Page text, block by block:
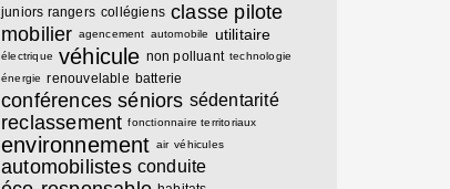
juniors rangers collégiens classe pilote
mobilier agencement automobile utilitaire
électrique véhicule non polluant technologie
énergie renouvelable batterie
conférences séniors sédentarité
reclassement fonctionnaire territoriaux
environnement air véhicules
automobilistes conduite